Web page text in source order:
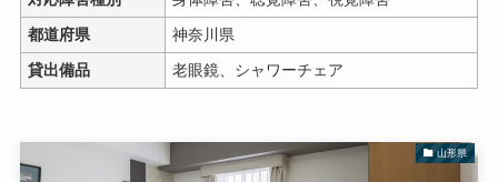
都道府県
神奈川県
貸出備品
老眼鏡、シャワーチェア
山形県